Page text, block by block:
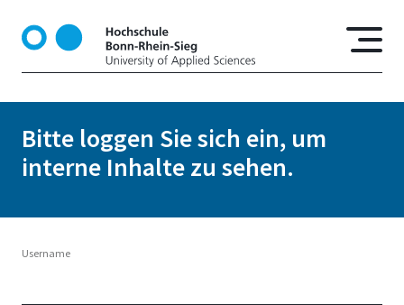
k
Bitte loggen Sie sich ein, um
interne Inhalte zu sehen.
Username